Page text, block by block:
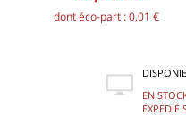
dont éco-part : 0,01 €
EN
EXPÉDIÉ